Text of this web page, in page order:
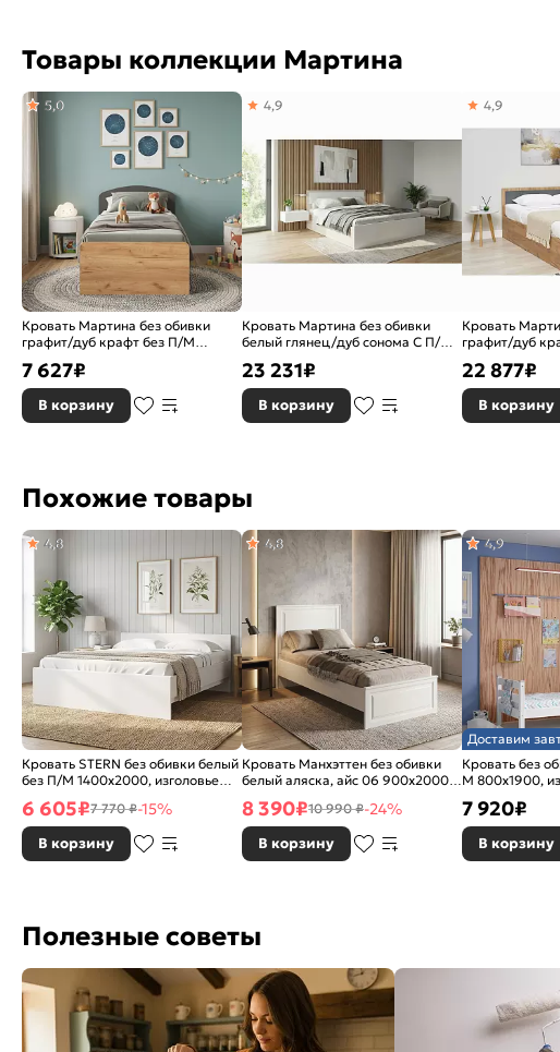
Товары коллекции Мартина
Кровать Мартина без обивки
графит/дуб крафт без П/М
5,0
7 627₽
В корзину
Кровать Мартина без обивки
белый глянец/дуб сонома С П/М
основание, изголовье жесткое
4,9
23 231₽
В корзину
Кровать
графит/дуб
основание,
4,9
22 877₽
В корзину
Похожие товары
Кровать STERN без обивки белый
без П/М 1400x2000, изголовье
4,8
6 605₽7 770 ₽-15%
В корзину
Кровать Манхэттен без обивки
белый аляска, айс 06 900x2000,
изголовье жесткое
4,8
8 390₽10 990 ₽-24%
В корзину
Доставим
Кровать без
М 800x1900,
4,9
7 920₽
В корзину
Полезные советы